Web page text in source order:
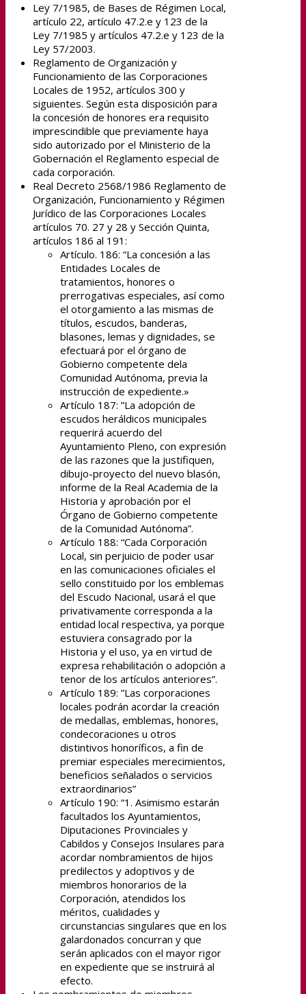
Ley 7/1985, de Bases de Régimen Local,
artículo 22, artículo 47.2.e y 123 de la
Ley 7/1985 y artículos 47.2.e y 123 de la
Ley 57/2003.
Reglamento de Organización y
Funcionamiento de las Corporaciones
Locales de 1952, artículos 300 y
siguientes. Según esta disposición para
la concesión de honores era requisito
imprescindible que previamente haya
sido autorizado por el Ministerio de la
Gobernación el Reglamento especial de
cada corporación.
Real Decreto 2568/1986 Reglamento de
Organización, Funcionamiento y Régimen
Jurídico de las Corporaciones Locales
artículos 70. 27 y 28 y Sección Quinta,
artículos 186 al 191:
Artículo. 186: “La concesión a las
Entidades Locales de
tratamientos, honores o
prerrogativas especiales, así como
el otorgamiento a las mismas de
títulos, escudos, banderas,
blasones, lemas y dignidades, se
efectuará por el órgano de
Gobierno competente dela
Comunidad Autónoma, previa la
instrucción de expediente.»
Artículo 187: ”La adopción de
escudos heráldicos municipales
requerirá acuerdo del
Ayuntamiento Pleno, con expresión
de las razones que la justifiquen,
dibujo-proyecto del nuevo blasón,
informe de la Real Academia de la
Historia y aprobación por el
Órgano de Gobierno competente
de la Comunidad Autónoma”.
Artículo 188: “Cada Corporación
Local, sin perjuicio de poder usar
en las comunicaciones oficiales el
sello constituido por los emblemas
del Escudo Nacional, usará el que
privativamente corresponda a la
entidad local respectiva, ya porque
estuviera consagrado por la
Historia y el uso, ya en virtud de
expresa rehabilitación o adopción a
tenor de los artículos anteriores”.
Artículo 189: ”Las corporaciones
locales podrán acordar la creación
de medallas, emblemas, honores,
condecoraciones u otros
distintivos honoríficos, a fin de
premiar especiales merecimientos,
beneficios señalados o servicios
extraordinarios”
Artículo 190: “1. Asimismo estarán
facultados los Ayuntamientos,
Diputaciones Provinciales y
Cabildos y Consejos Insulares para
acordar nombramientos de hijos
predilectos y adoptivos y de
miembros honorarios de la
Corporación, atendidos los
méritos, cualidades y
circunstancias singulares que en los
galardonados concurran y que
serán aplicados con el mayor rigor
en expediente que se instruirá al
efecto.